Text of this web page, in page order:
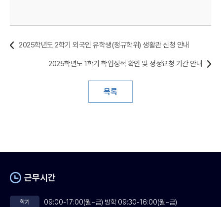
2025학년도 2학기 외국인 유학생(정규학위) 생활관 신청 안내
목록
2025학년도 1학기 학업성적 확인 및 정정요청 기간 안내
근무시간
학기 09:00-17:00(월~금) 방학 09:30-16:00(월~금)